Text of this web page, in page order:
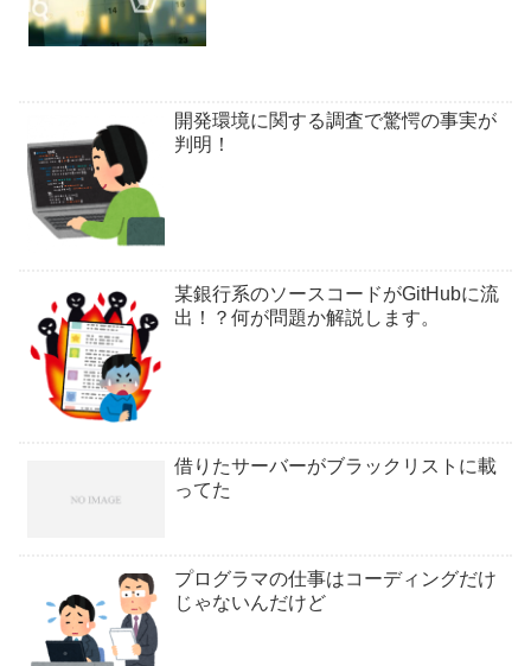
開発環境に関する調査で驚愕の事実が
判明！
某銀行系のソースコードがGitHubに流
出！？何が問題か解説します。
借りたサーバーがブラックリストに載
ってた
プログラマの仕事はコーディングだけ
じゃないんだけど